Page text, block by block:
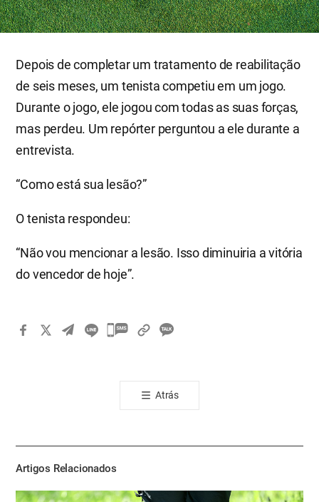
Depois de completar um tratamento de reabilitação
de seis meses, um tenista competiu em um jogo.
Durante o jogo, ele jogou com todas as suas forças,
mas perdeu. Um repórter perguntou a ele durante a
entrevista.
“Como está sua lesão?”
O tenista respondeu:
“Não vou mencionar a lesão. Isso diminuiria a vitória
do vencedor de hoje”.
카
톡
공
기
Atrás
Artigos Relacionados